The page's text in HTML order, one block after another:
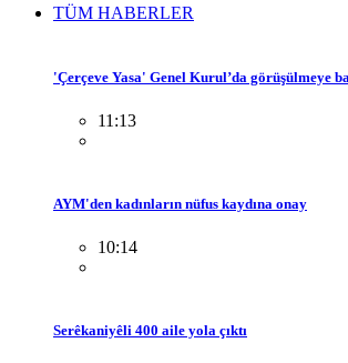
TÜM HABERLER
'Çerçeve Yasa' Genel Kurul’da görüşülmeye
11:13
AYM'den kadınların nüfus kaydına onay
10:14
Serêkaniyêli 400 aile yola çıktı